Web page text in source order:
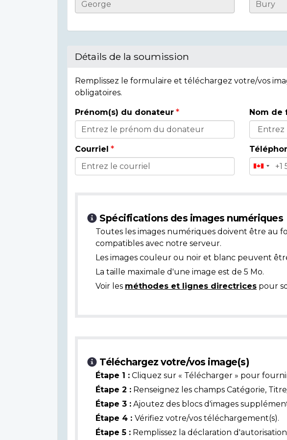
Informations
l'individu
Détails de la soumission
Remplissez le formulaire et téléchargez votre/vos
obligatoires.
Détails
du
donateur
Prénom(s) du donateur Nom de
Courriel
Spécifications des images numériques
Toutes les images numériques doivent être au
compatibles avec notre serveur.
Les images couleur ou noir et blanc peuvent
La taille maximale d'une image est de 5 Mo.
Voir les méthodes et lignes directrices pour
Téléchargez votre/vos image(s)
Étape 1 : Cliquez sur « Télécharger » pour
Étape 2 : Renseignez les champs Catégorie,
Étape 3 : Ajoutez des blocs d'images
Étape 4 : Vérifiez votre/vos téléchargement(s).
Étape 5 : Remplissez la déclaration